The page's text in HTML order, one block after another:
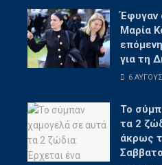
Έφυγαν
Μαρία
για τη
6
Το
τα 2
άκρως